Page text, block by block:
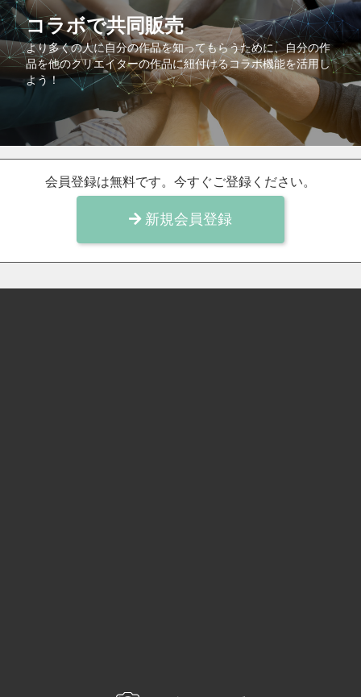
コラボで共同販売
より多くの人に自分の作品を知ってもらうために、自分の作
品を他のクリエイターの作品に紐付けるコラボ機能を活用し
よう！
会員登録は無料です。今すぐご登録ください。
新規会員登録